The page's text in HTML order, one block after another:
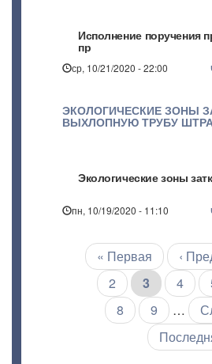
Исполнение поручения
пр
ср, 10/21/2020 - 22:00
ЭКОЛОГИЧЕСКИЕ ЗОНЫ
ВЫХЛОПНУЮ ТРУБУ
Экологические зоны
пн, 10/19/2020 - 11:10
Нумерация
страниц
Первая
страница
« Первая ←
‹
Страница
2
Текущая
страница
3 4
Страница
8 Страница
9 …